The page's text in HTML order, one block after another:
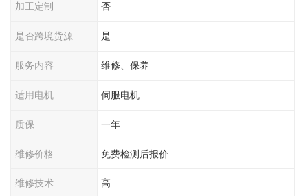
加工定制 否
是否跨境货源 是
服务内容 维修、保养
适用电机 伺服电机
质保 一年
维修价格 免费检测后报价
维修技术 高